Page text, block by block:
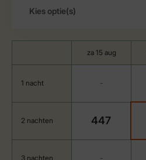
za 15 aug
1 nacht -
2 nachten 447
3 nachten -